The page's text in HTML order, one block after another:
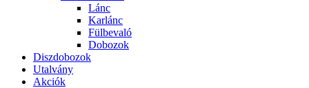
Lánc
Karlánc
Fülbevaló
Dobozok
Diszdobozok
Utalvány
Akciók